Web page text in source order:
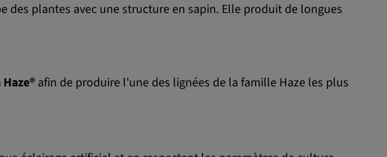
plantes avec une structure en sapin. Elle produit de longues
afin de produire l'une des lignées de la famille Haze les plus